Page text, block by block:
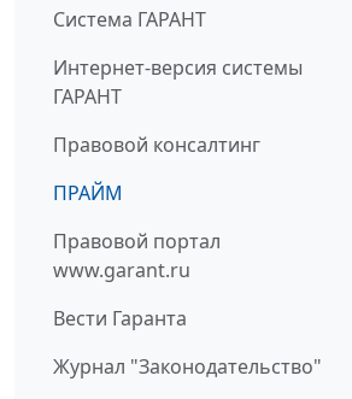
Система ГАРАНТ
Интернет-версия системы
ГАРАНТ
Правовой консалтинг
ПРАЙМ
Правовой портал
www.garant.ru
Вести Гаранта
Журнал "Законодательство"